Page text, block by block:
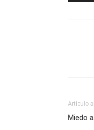
Artículo
Miedo